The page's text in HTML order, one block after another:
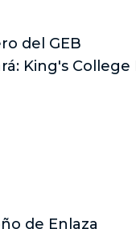
del GEB
King's College
de Enlaza